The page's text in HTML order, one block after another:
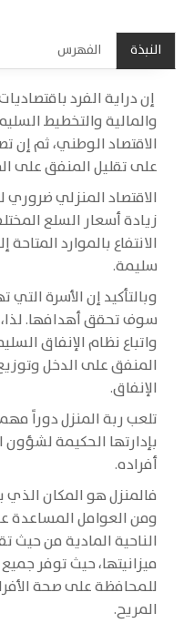
النبذة الفهرس
إن دراية الفرد
والمالية والتخطيط
الاقتصاد الوطني، ثم إن
على تقليل المنفق على
الاقتصاد المنزلي ضروري
زيادة أسعار السلع
الانتفاع بالموارد
سليمة.
وبالتأكيد إن الأسرة
سوف تحقق أهدافها. لذا،
واتباع نظام الإنفاق
المنفق على الدخل
الإنفاق.
تلعب ربة المنزل دوراً
بإدارتها الحكيمة
أفراده.
فالمنزل هو المكان الذي
ومن العوامل المساعدة
الناحية المادية من حيث
ميزانيتها، حيث توفر
للمحافظة على صحة
المريح.